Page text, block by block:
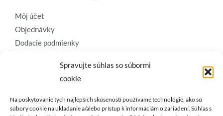
Spravujte súhlas so súbormi
cookie
Na poskytovanie tých najlepších skúseností používame technológie, ako sú
súbory cookie na ukladanie a/alebo prístup k informáciám o zariadení. Súhlas s
Môj účet
Objednávky
Dodacie podmienky
Ochrana osobných údajov
Zásady používania súborov cookie
Kontaktujte nás a požiadajte o